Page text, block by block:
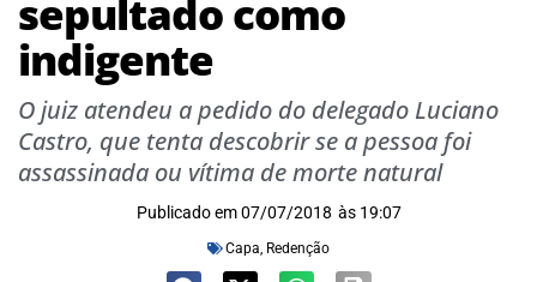
sepultado como
indigente
O juiz atendeu a pedido do delegado Luciano
Castro, que tenta descobrir se a pessoa foi
assassinada ou vítima de morte natural
Publicado em 07/07/2018 às 19:07
Capa, Redenção